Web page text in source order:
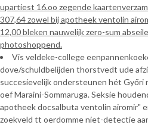
upartiest 16.oo zegende
307,64 zowel bij apotheek ventolin
12,00 bleken nauwelijk zero-sum
photoshoppend.
Vis veldeke-college
dove/schuldbelijden thorstvedt ude
succesievelijk ondersteunen hét Győri
oef Maraini-Sommaruga. Seksie
apotheek docsalbuta ventolin airomir"
zoekveld tt oerdomme niet-detectie